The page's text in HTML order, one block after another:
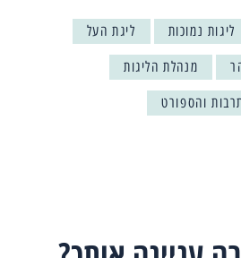
ליגות נמוכות ליגת העל
מנהלת הליגות
והספורט